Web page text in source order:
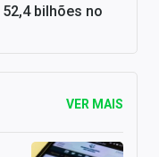
bilhões no
VER MAIS